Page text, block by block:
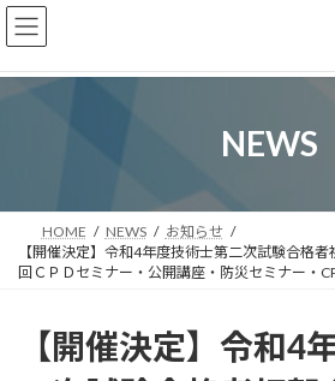
コ
ン
ン
ナ
ビ
ー
NEWS
HOME NEWS
お知らせ
【開催決定】令和4年度技術士第二次試験合格
回ＣＰＤセミナー・公開講座・防災セミナー・
【開催決定】令和4